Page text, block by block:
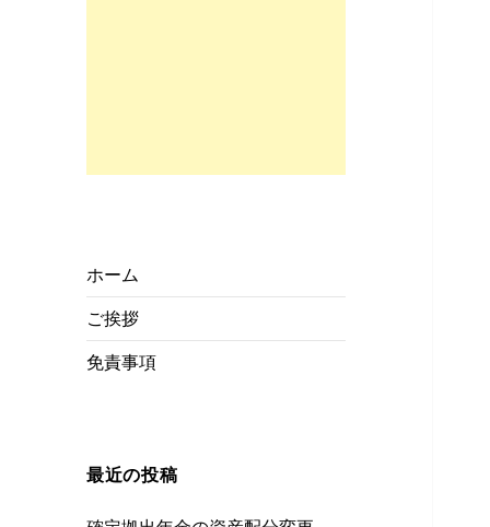
ホーム
ご挨拶
免責事項
最近の投稿